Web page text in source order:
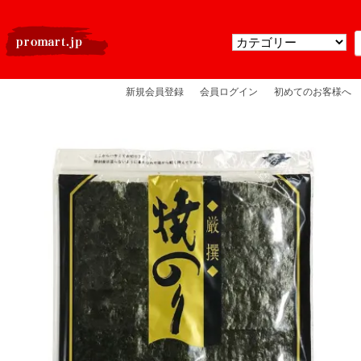
新規会員登録 会員ログイン 初めてのお客様へ